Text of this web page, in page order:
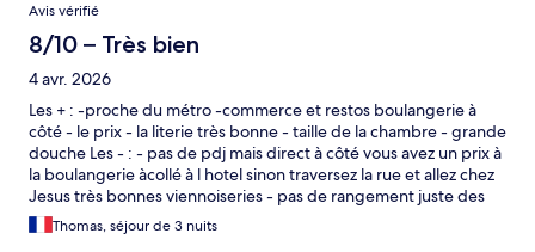
Avis vérifié
8/10 – Très bien
4 avr. 2026
Les + : -proche du métro -commerce et restos boulangerie à
côté - le prix - la literie très bonne - taille de la chambre - grande
douche Les - : - pas de pdj mais direct à côté vous avez un prix à
la boulangerie àcollé à l hotel sinon traversez la rue et allez chez
Jesus très bonnes viennoiseries - pas de rangement juste des
portants - pas de fenêtres dans la salle de bain - insonorisation
dans la moyenne.
Thomas, séjour de 3 nuits